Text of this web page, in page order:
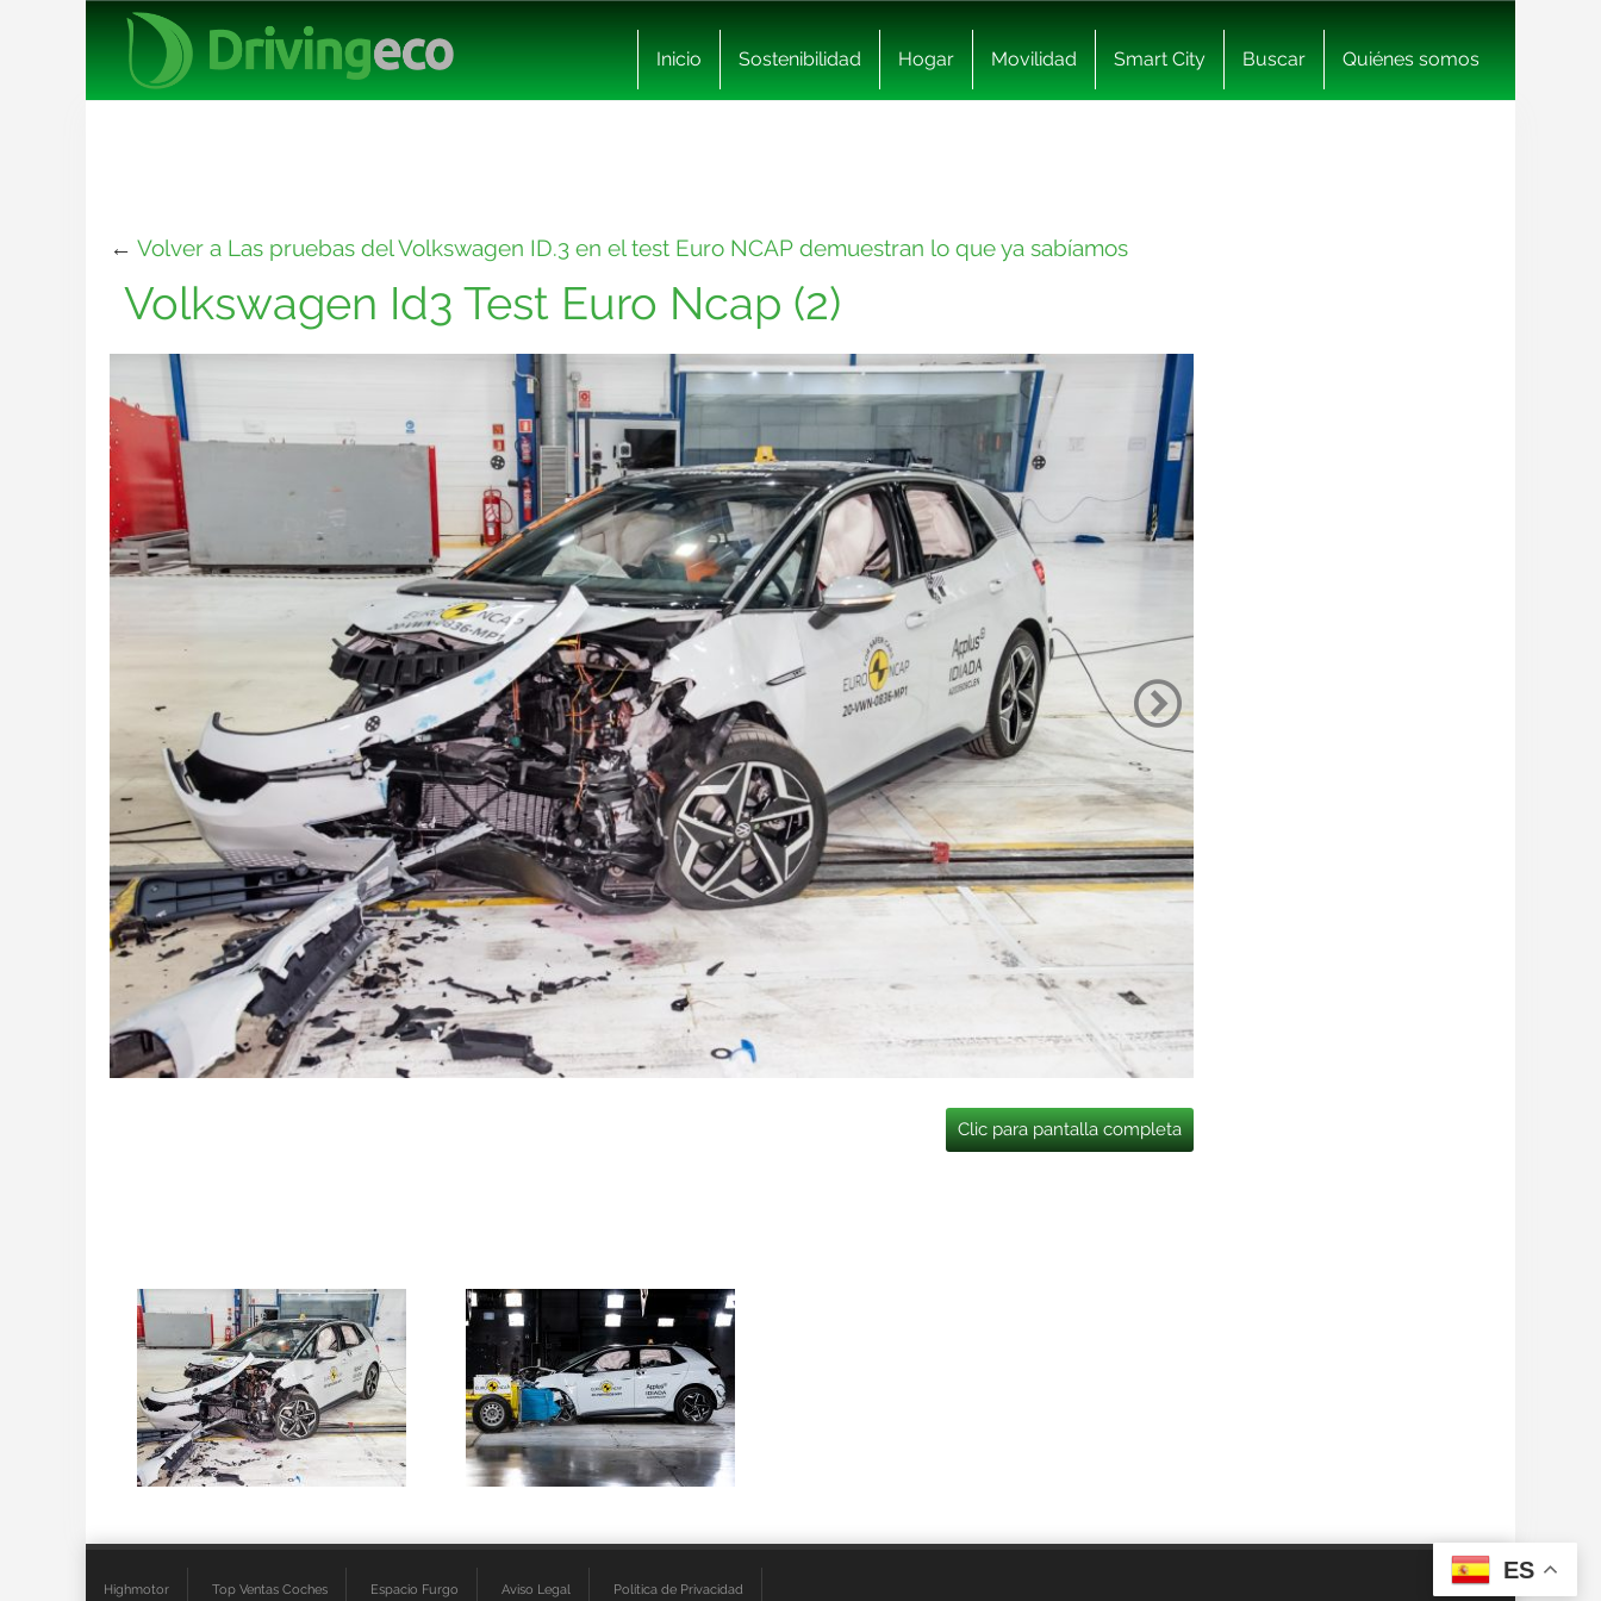
Inicio Sostenibilidad Hogar Movilidad Smart City Buscar Quiénes somos
← Volver a Las pruebas del Volkswagen ID.3 en el test Euro NCAP demuestran lo que ya sabíamos
Volkswagen Id3 Test Euro Ncap (2)
Clic para pantalla completa
Highmotor Top Ventas Coches Espacio Furgo Aviso Legal Política de Privacidad
ES